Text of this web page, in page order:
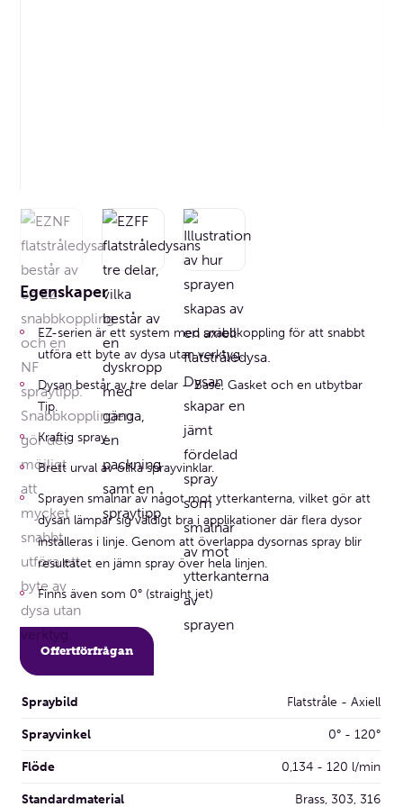
Egenskaper
EZ-serien är ett system med snabbkoppling för att snabbt
utföra ett byte av dysa utan verktyg.
Dysan består av tre delar – Base, Gasket och en utbytbar
Tip.
Kraftig spray
Brett urval av olika sprayvinklar.
Sprayen smalnar av något mot ytterkanterna, vilket gör att
dysan lämpar sig väldigt bra i applikationer där flera dysor
installeras i linje. Genom att överlappa dysornas spray blir
resultatet en jämn spray över hela linjen.
Finns även som 0° (straight jet)
Offertförfrågan
Spraybild
Flatstråle - Axiell
Sprayvinkel
0° - 120°
Flöde
0,134 - 120 l/min
Standardmaterial
Brass, 303, 316